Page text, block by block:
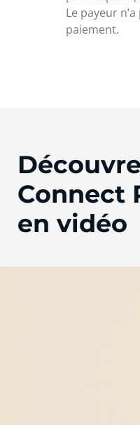
Le payeur
paiement.
Connect
en vidéo